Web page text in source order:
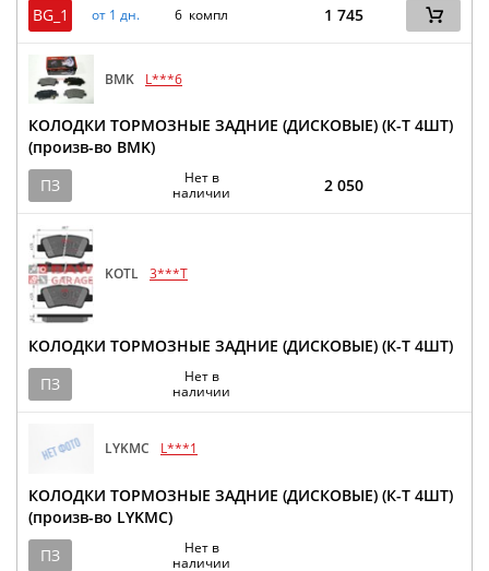
BG_1
от 1 дн. 6 компл 1 745
BMK L***6
КОЛОДКИ ТОРМОЗНЫЕ ЗАДНИЕ (ДИСКОВЫЕ) (К-Т 4ШТ)
(произв-во BMK)
ПЗ
Нет в
наличии
2 050
KOTL 3***T
КОЛОДКИ ТОРМОЗНЫЕ ЗАДНИЕ (ДИСКОВЫЕ) (К-Т 4ШТ)
ПЗ
Нет в
наличии
LYKMC L***1
КОЛОДКИ ТОРМОЗНЫЕ ЗАДНИЕ (ДИСКОВЫЕ) (К-Т 4ШТ)
(произв-во LYKMC)
ПЗ
Нет в
наличии